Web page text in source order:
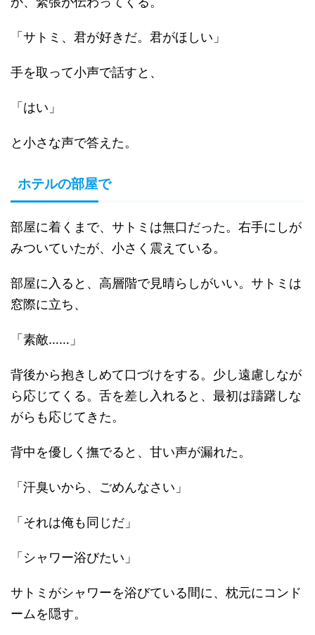
「サトミ、君が好きだ。君がほしい」
手を取って小声で話すと、
「はい」
と小さな声で答えた。
ホテルの部屋で
部屋に着くまで、サトミは無口だった。右手にしが
みついていたが、小さく震えている。
部屋に入ると、高層階で見晴らしがいい。サトミは
窓際に立ち、
「素敵……」
背後から抱きしめて口づけをする。少し遠慮しなが
ら応じてくる。舌を差し入れると、最初は躊躇しな
がらも応じてきた。
背中を優しく撫でると、甘い声が漏れた。
「汗臭いから、ごめんなさい」
「それは俺も同じだ」
「シャワー浴びたい」
サトミがシャワーを浴びている間に、枕元にコンド
ームを隠す。